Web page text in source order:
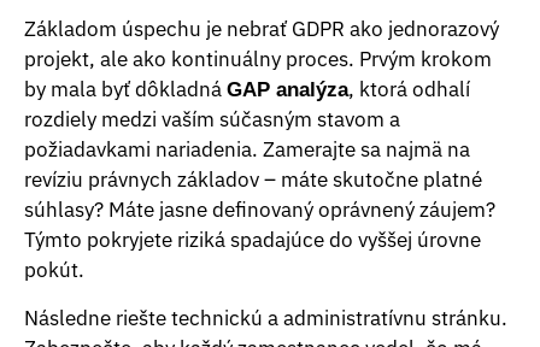
Základom úspechu je nebrať GDPR ako jednorazový
projekt, ale ako kontinuálny proces. Prvým krokom
by mala byť dôkladná GAP analýza, ktorá odhalí
rozdiely medzi vaším súčasným stavom a
požiadavkami nariadenia. Zamerajte sa najmä na
revíziu právnych základov – máte skutočne platné
súhlasy? Máte jasne definovaný oprávnený záujem?
Týmto pokryjete riziká spadajúce do vyššej úrovne
pokút.
Následne riešte technickú a administratívnu stránku.